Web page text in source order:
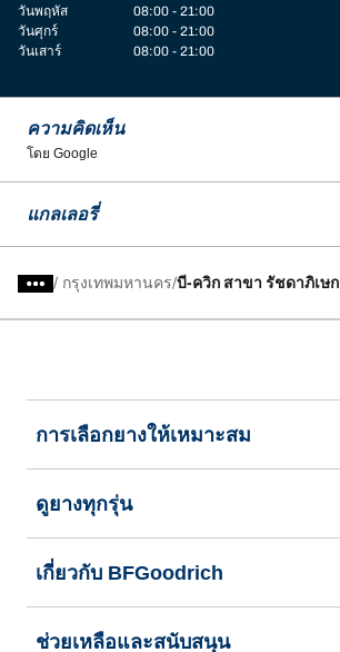
วันพฤหัส
08:00 - 21:00
วันศุกร์
08:00 - 21:00
วันเสาร์
08:00 - 21:00
ความคิดเห็น
โดย Google
แกลเลอรี่
/ กรุงเทพมหานคร บี-ควิก สาขา รัชดาภิเษก
การเลือกยางให้เหมาะสม
ดูยางทุกรุ่น
เกี่ยวกับ BFGoodrich
ช่วยเหลือและสนับสนุน